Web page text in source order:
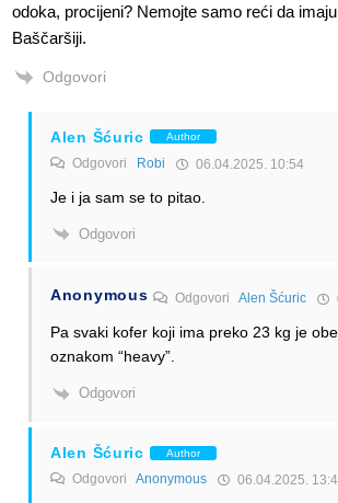
odoka, procijeni? Nemojte samo reći da
Baščaršiji.
Odgovori
Alen Šćuric Author
Odgovori Robi 06.04.2025. 10:54
Je i ja sam se to pitao.
Odgovori
Anonymous OdgovoriAlen Šćuric
Pa svaki kofer koji ima preko 23 kg je
oznakom “heavy”.
Odgovori
Alen Šćuric Author
Odgovori Anonymous 06.04.2025.